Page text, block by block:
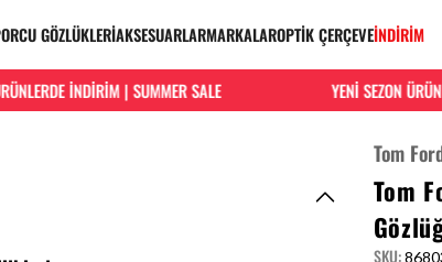
GÖZLÜKLERİAKSESUARLARMARKALAROPTİK ÇERÇEVEİNDİRİM
İNDİRİM | SUMMER SALE YENİ SEZON
Tom
Tom
SKU: